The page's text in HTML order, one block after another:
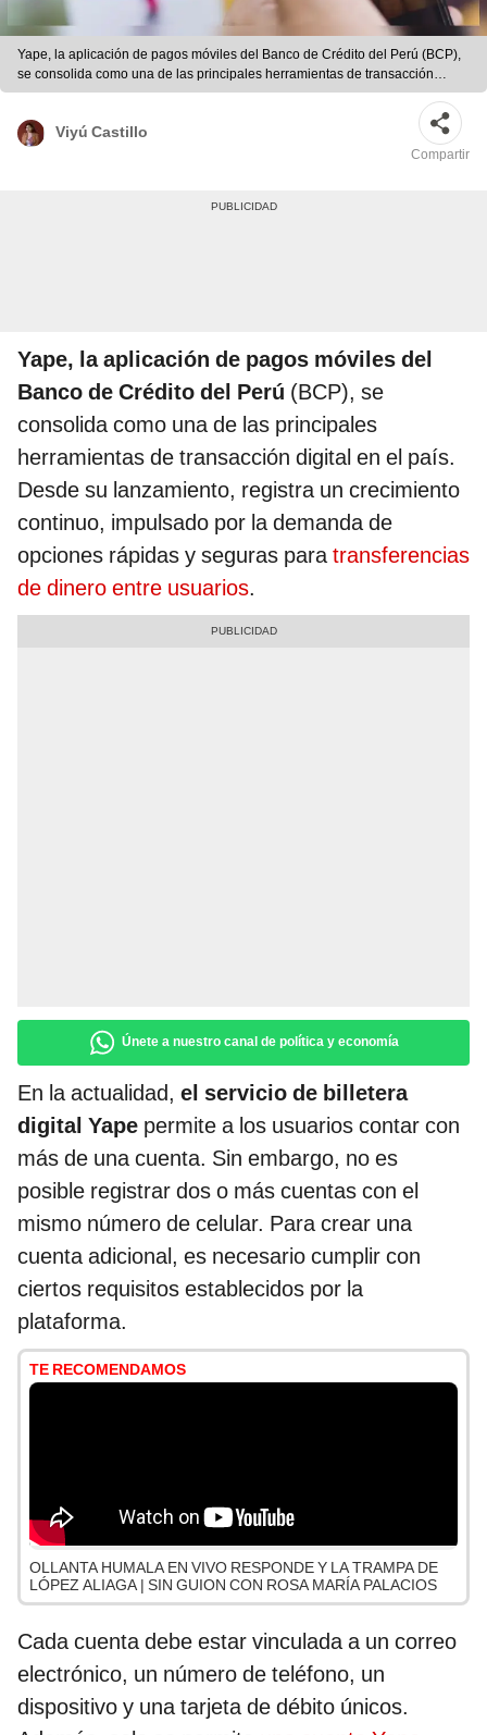
Yape, la aplicación de pagos móviles del Banco de Crédito del Perú (BCP),
se consolida como una de las principales herramientas de transacción
digital en el país. Foto: Composición LR/Andina/Yape | Foto: Composición
Viyú Castillo
Compartir
Yape, la aplicación de pagos móviles del
Banco de Crédito del Perú (BCP), se
consolida como una de las principales
herramientas de transacción digital en el país.
Desde su lanzamiento, registra un crecimiento
continuo, impulsado por la demanda de
opciones rápidas y seguras paratransferencias
de dinero entre usuarios.
Únete a nuestro canal de política y economía
En la actualidad, el servicio de billetera
digital Yape permite a los usuarios contar con
más de una cuenta. Sin embargo, no es
posible registrar dos o más cuentas con el
mismo número de celular. Para crear una
cuenta adicional, es necesario cumplir con
ciertos requisitos establecidos por la
plataforma.
TE RECOMENDAMOS
OLLANTA HUMALA EN VIVO RESPONDE Y LA TRAMPA DE
LÓPEZ ALIAGA | SIN GUION CON ROSA MARÍA PALACIOS
Cada cuenta debe estar vinculada a un correo
electrónico, un número de teléfono, un
dispositivo y una tarjeta de débito únicos.